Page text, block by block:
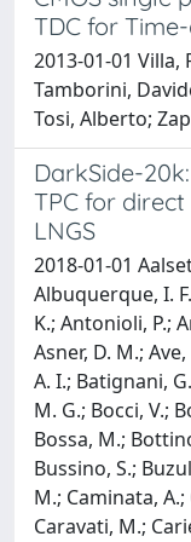
TDC for
2013-01-01 Villa,
Tamborini,
Tosi, Alberto;
DarkSide-
TPC for
LNGS
2018-01-01
Albuquerque, I.
K.; Antonioli, P.;
Asner, D. M.;
A. I.; Batignani,
M. G.; Bocci, V.;
Bossa, M.;
Bussino, S.;
M.; Caminata, A.;
Caravati, M.;